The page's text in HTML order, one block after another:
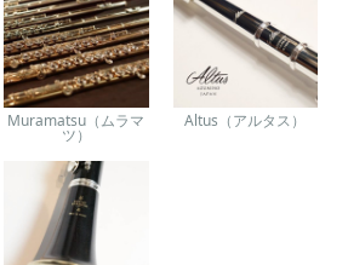
Muramatsu（ムラマ
ツ）
Altus（アルタス）